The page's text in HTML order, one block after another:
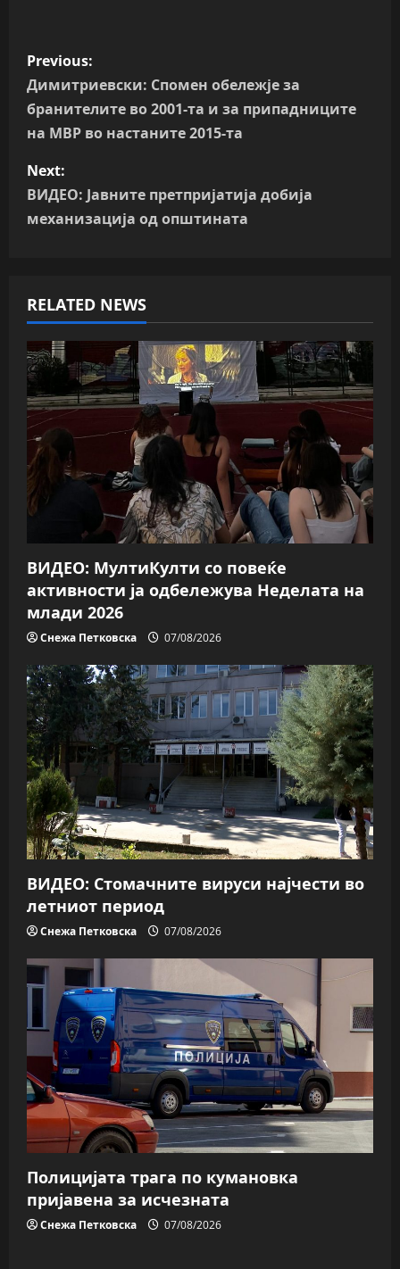
P
o
s
t
n
i
g
a
t
i
o
n
Previous:
Димитриевски: Спомен обележје за
бранителите во 2001-та и за припадниците
на МВР во настаните 2015-та
Next:
ВИДЕО: Јавните претпријатија добија
механизација од општината
RELATED NEWS
ВИДЕО: МултиКулти со повеќе
активности ја одбележува Неделата на
млади 2026
Снежа Петковска 07/08/2026
ВИДЕО: Стомачните вируси најчести во
летниот период
Снежа Петковска 07/08/2026
Полицијата трага пo кумановка
пријавена за исчезната
Снежа Петковска 07/08/2026